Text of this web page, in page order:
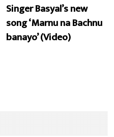
Singer Basyal’s new
song ‘Marnu na Bachnu
banayo’ (Video)